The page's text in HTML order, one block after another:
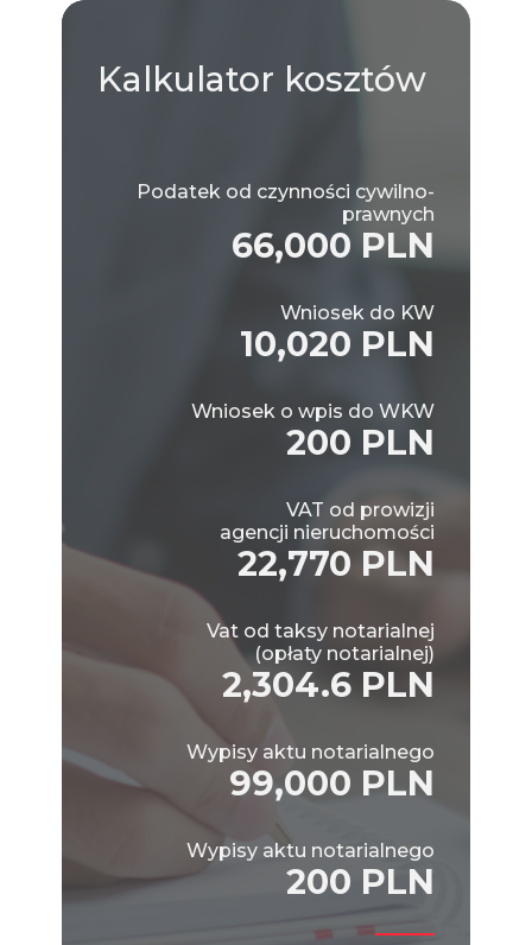
Kalkulator kosztów
Podatek od czynności cywilno-
prawnych
66,000 PLN
Wniosek do KW
10,020 PLN
Wniosek o wpis do WKW
200 PLN
VAT od prowizji
agencji nieruchomości
22,770 PLN
Vat od taksy notarialnej
(opłaty notarialnej)
2,304.6 PLN
Wypisy aktu notarialnego
99,000 PLN
Wypisy aktu notarialnego
200 PLN